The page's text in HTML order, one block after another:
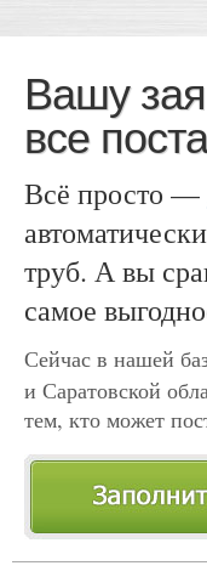
Вашу
все
Всё просто —
труб. А вы
самое
Сейчас в нашей
и Саратовской
тем, кто может